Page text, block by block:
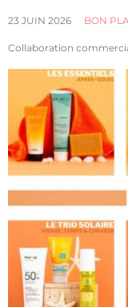
23 JUIN 2026 BON
Collaboration